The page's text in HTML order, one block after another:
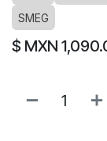
SMEG
$ MXN